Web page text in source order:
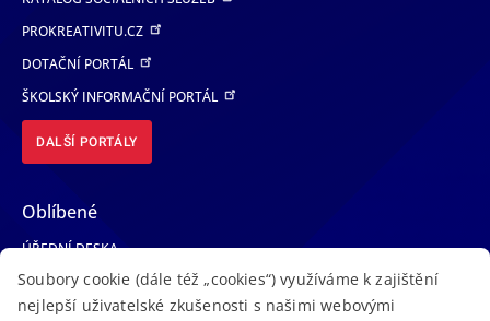
PROKREATIVITU.CZ
DOTAČNÍ PORTÁL
ŠKOLSKÝ INFORMAČNÍ PORTÁL
DALŠÍ PORTÁLY
Oblíbené
ÚŘEDNÍ DESKA
TELEFONNÍ SEZNAM
LÉKAŘSKÁ POHOTOVOST
Soubory cookie (dále též „cookies“) využíváme k zajištění
nejlepší uživatelské zkušenosti s našimi webovými